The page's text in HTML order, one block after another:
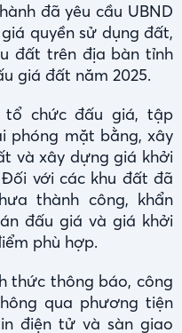
đã yêu cầu UBND
quyền sử dụng đất,
đất trên địa bàn tỉnh
giá đất năm 2025.
chức đấu giá, tập
phóng mặt bằng, xây
và xây dựng giá khởi
với các khu đất đã
thành công, khẩn
đấu giá và giá khởi
phù hợp.
thức thông báo, công
qua phương tiện
điện tử và sàn giao